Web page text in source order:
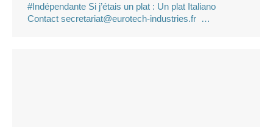
#Indépendante Si j’étais un plat : Un plat Italiano
Contact secretariat@eurotech-industries.fr …